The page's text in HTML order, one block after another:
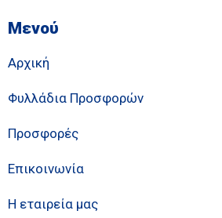
Μενού
Αρχική
Φυλλάδια Προσφορών
Προσφορές
Επικοινωνία
Η εταιρεία μας